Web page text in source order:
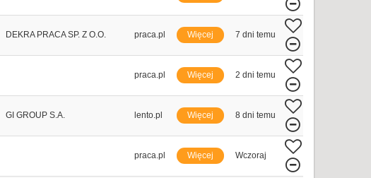
DEKRA PRACA SP. Z O.O. praca.pl Więcej 7 dni temu
praca.pl Więcej 2 dni temu
GI GROUP S.A. lento.pl Więcej 8 dni temu
praca.pl Więcej Wczoraj